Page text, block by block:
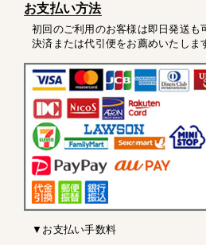
お支払い方法
初回のご利用のお客様は即日発送も
決済または代引便をお薦めいたしま
▼お支払い手数料